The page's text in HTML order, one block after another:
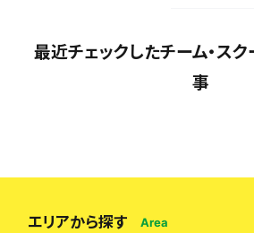
最近チェックしたチーム・スク
事
エリアから探す Area